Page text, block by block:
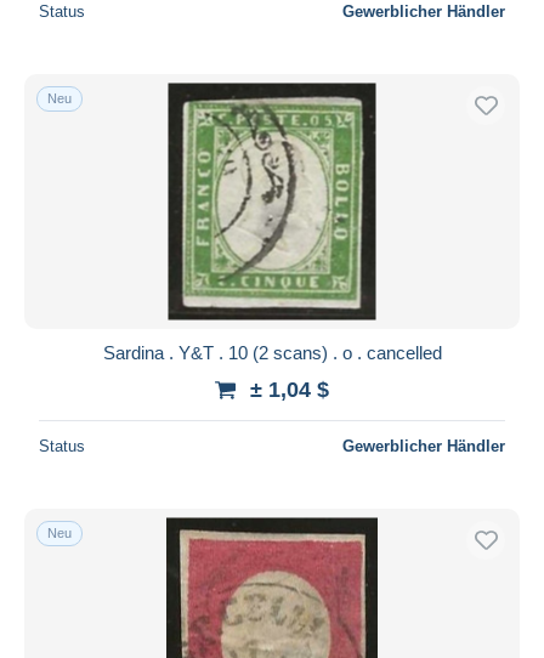
Status Gewerblicher Händler
Neu
Sardina . Y&T . 10 (2 scans) . o . cancelled
± 1,04 $
Status Gewerblicher Händler
Neu